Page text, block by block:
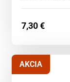
7,30€
AKCIA